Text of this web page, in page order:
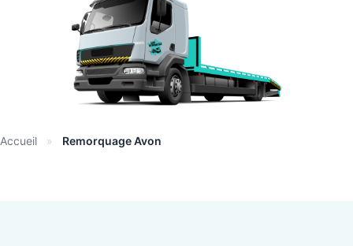
Accueil » Remorquage Avon